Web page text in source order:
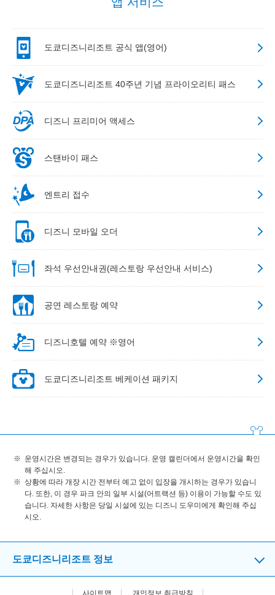
도쿄디즈니리조트 공식 앱(영어)
도쿄디즈니리조트 40주년 기념 프라이오리티 패스
디즈니 프리미어 액세스
스탠바이 패스
엔트리 접수
디즈니 모바일 오더
좌석 우선안내권(레스토랑 우선안내 서비스)
공연 레스토랑 예약
디즈니호텔 예약 ※영어
도쿄디즈니리조트 베케이션 패키지
운영시간은 변경되는 경우가 있습니다. 운영 캘린더에서 운영시간을 확인
해 주십시오.
상황에 따라 개장 시간 전부터 예고 없이 입장을 개시하는 경우가 있습니
다. 또한, 이 경우 파크 안의 일부 시설(어트랙션 등) 이용이 가능할 수도 있
습니다. 자세한 사항은 당일 시설에 있는 디즈니 도우미에게 확인해 주십
시오.
도쿄디즈니리조트 정보